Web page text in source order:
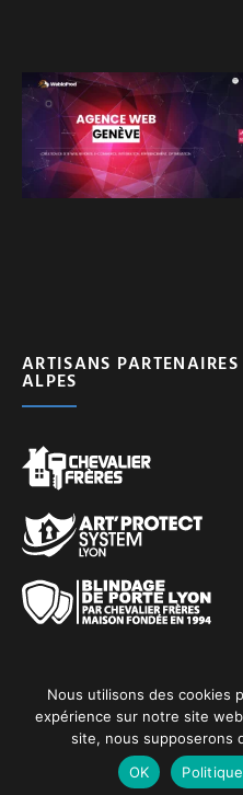
ARTISANS
ALPES
Copyright © 2026 Tous droits
POLITIQUE DE
Nous utilisons des cookies
expérience sur notre site
site, nous supposerons
OK